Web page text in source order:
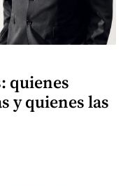
quienes
y quienes las